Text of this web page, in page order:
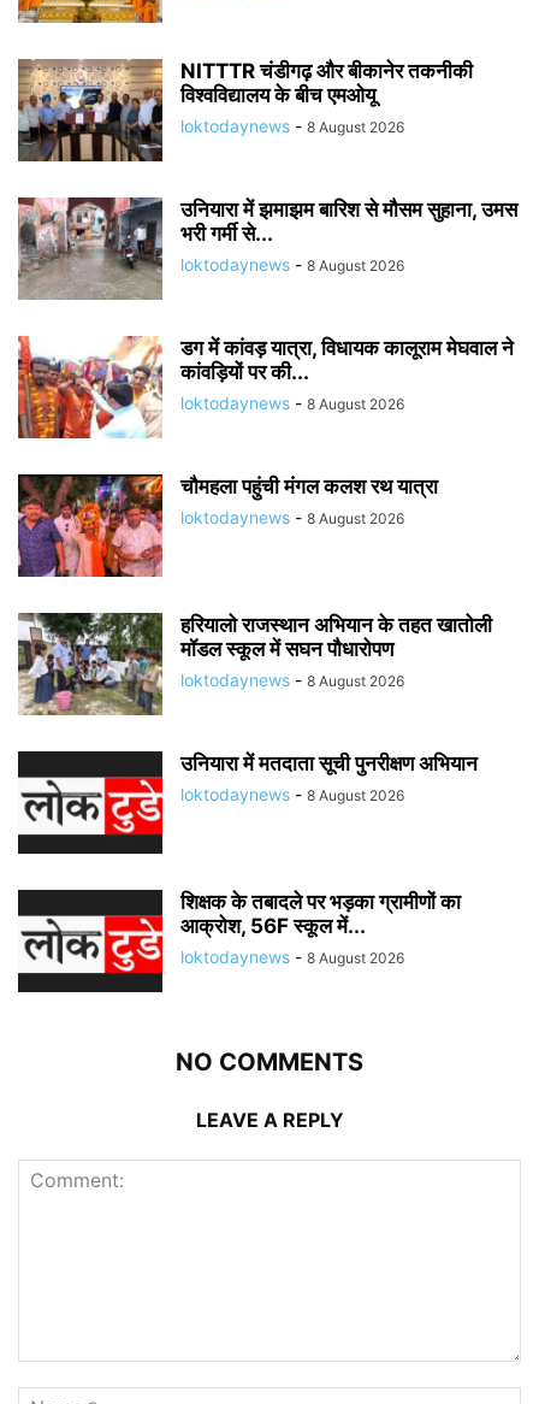
NITTTR चंडीगढ़ और बीकानेर तकनीकी
विश्वविद्यालय के बीच एमओयू
loktodaynews - 8 August 2026
उनियारा में झमाझम बारिश से मौसम सुहाना, उमस
भरी गर्मी से...
loktodaynews - 8 August 2026
डग में कांवड़ यात्रा, विधायक कालूराम मेघवाल ने
कांवड़ियों पर की...
loktodaynews - 8 August 2026
चौमहला पहुंची मंगल कलश रथ यात्रा
loktodaynews - 8 August 2026
हरियालो राजस्थान अभियान के तहत खातोली
मॉडल स्कूल में सघन पौधारोपण
loktodaynews - 8 August 2026
उनियारा में मतदाता सूची पुनरीक्षण अभियान
loktodaynews - 8 August 2026
शिक्षक के तबादले पर भड़का ग्रामीणों का
आक्रोश, 56F स्कूल में...
loktodaynews - 8 August 2026
NO COMMENTS
LEAVE A REPLY